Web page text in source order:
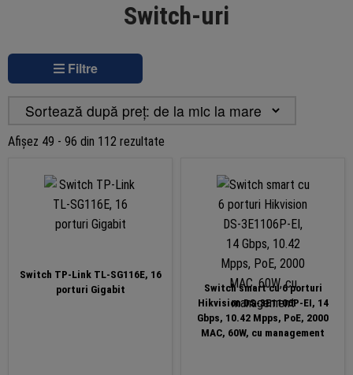
Switch-uri
Filtre
Afișez 49 - 96 din 112 rezultate
Switch TP-Link TL-SG116E, 16
porturi Gigabit
Switch smart cu 6 porturi
Hikvision DS-3E1106P-EI, 14
Gbps, 10.42 Mpps, PoE, 2000
MAC, 60W, cu management